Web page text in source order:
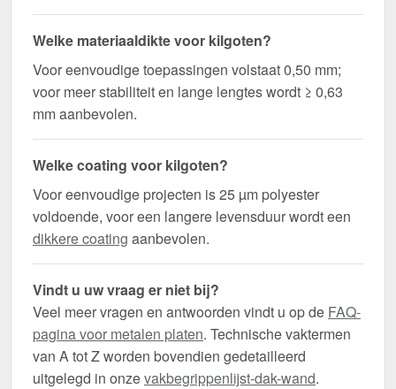
Welke materiaaldikte voor kilgoten?
Voor eenvoudige toepassingen volstaat 0,50 mm;
voor meer stabiliteit en lange lengtes wordt ≥ 0,63
mm aanbevolen.
Welke coating voor kilgoten?
Voor eenvoudige projecten is 25 µm polyester
voldoende, voor een langere levensduur wordt een
dikkere coating aanbevolen.
Vindt u uw vraag er niet bij?
Veel meer vragen en antwoorden vindt u op de FAQ-
pagina voor metalen platen. Technische vaktermen
van A tot Z worden bovendien gedetailleerd
uitgelegd in onzevakbegrippenlijst-dak-wand.